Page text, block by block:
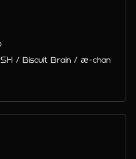
/ Biscuit Brain / æ-chan